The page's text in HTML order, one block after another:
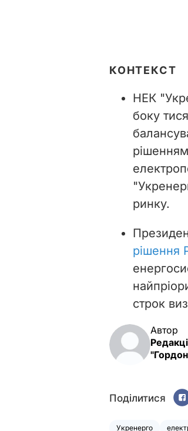
КОНТЕКСТ
НЕК
боку
ринку.
рішення
строк
Автор
Поділитися
Укренерго